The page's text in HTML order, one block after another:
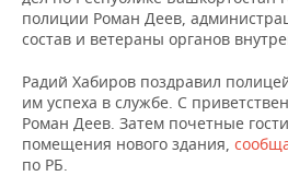
КОМУ ПРИНАДЛЕЖАТ
ТОРГОВЫЕ ЦЕНТРЫ
БЮДЖЕТ
ИНВЕСТИЦИИ
МАШИНОСТРОЕНИЕ
НЕФТЕХИМИЯ
НЕФТЬ
НОВОСТИ АВТО
БИЗНЕС
НОВОСТИ БИЗНЕСА
РОЗНИЧНАЯ ТОРГОВЛЯ
ТЕХНОЛОГИИ
НОВОСТИ ТЕХНОЛОГИЙ
МЕРОПРИЯТИЯ
полиции Роман Деев,
состав и ветераны органов
Радий Хабиров поздравил
им успеха в службе. С
Роман Деев. Затем почетные
помещения нового здания,
по РБ.